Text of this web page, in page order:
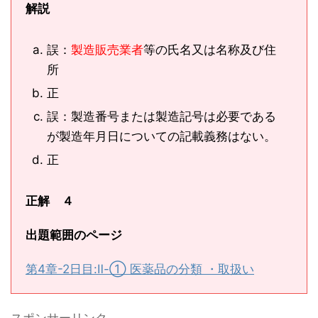
解説
誤： 製造販売業者等の氏名又は名称及び住
所
正
誤：製造番号または製造記号は必要である
が製造年月日についての記載義務はない。
正
正解 ４
出題範囲のページ
第4章-2日目:Ⅱ-① 医薬品の分類 ・取扱い